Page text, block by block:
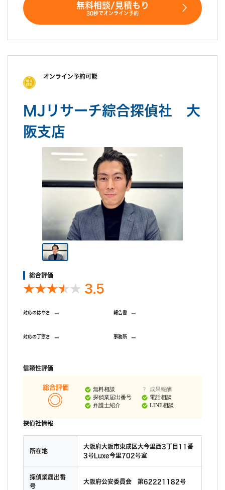
無料相談/見積もり
30秒でオンライン予約
オンライン予約可能
MJリサーチ綜合探偵社 大
阪支店
総合評価
3.5
対応のはやさ - 報告書 -
対応の丁寧さ - 事務所 -
信頼性評価
総合評価
無料相談
探偵業届出番号
弁護士紹介
成果報酬
電話相談
LINE相談
探偵社情報
所在地
大阪府大阪市東成区大今里西3丁目11番
3号Luxe今里702号室
探偵業届出番
号
大阪府公安委員会 第62221182号